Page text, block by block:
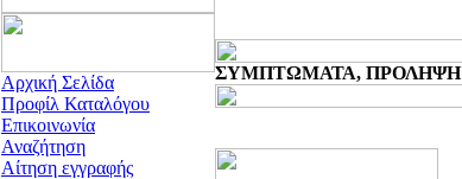
Αρχική Σελίδα
Προφίλ Καταλόγου
Επικοινωνία
Αναζήτηση
Αίτηση εγγραφής
ΣΥΜΠΤΩΜΑΤΑ, ΠΡΟΛΗΨΗ